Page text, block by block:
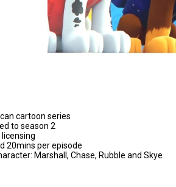
cartoon series
to season 2
licensing
20mins per episode
Marshall, Chase, Rubble and Skye